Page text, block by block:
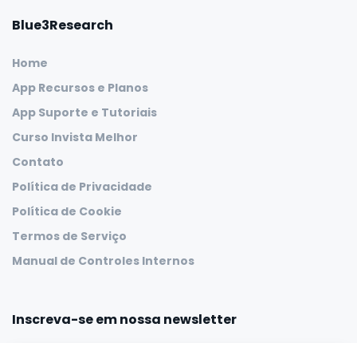
Blue3Research
Home
App Recursos e Planos
App Suporte e Tutoriais
Curso Invista Melhor
Contato
Política de Privacidade
Política de Cookie
Termos de Serviço
Manual de Controles Internos
Inscreva-se em nossa newsletter